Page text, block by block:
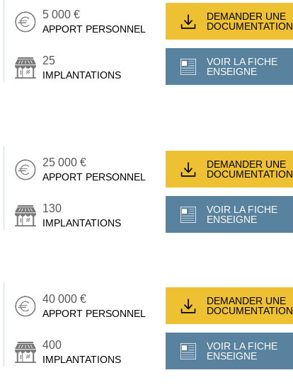
5 000 €
APPORT PERSONNEL
25
IMPLANTATIONS
DEMANDER UNE
DOCUMENTATION
VOIR LA FICHE
ENSEIGNE
25 000 €
APPORT PERSONNEL
130
IMPLANTATIONS
DEMANDER UNE
DOCUMENTATION
VOIR LA FICHE
ENSEIGNE
40 000 €
APPORT PERSONNEL
400
IMPLANTATIONS
DEMANDER UNE
DOCUMENTATION
VOIR LA FICHE
ENSEIGNE